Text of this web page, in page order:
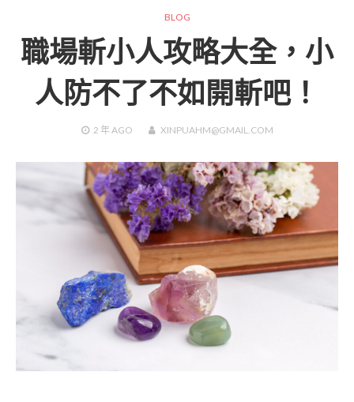
BLOG
職場斬小人攻略大全，小
人防不了不如開斬吧！
2 年AGO XINPUAHM@GMAIL.COM